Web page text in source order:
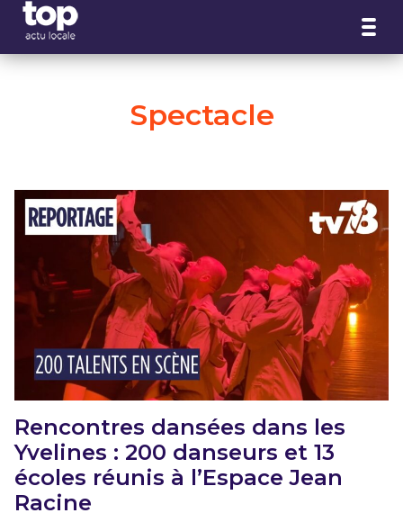
Spectacle
Rencontres dansées dans les
Yvelines : 200 danseurs et 13
écoles réunis à l’Espace Jean
Racine
Panneau de gestion des cookies